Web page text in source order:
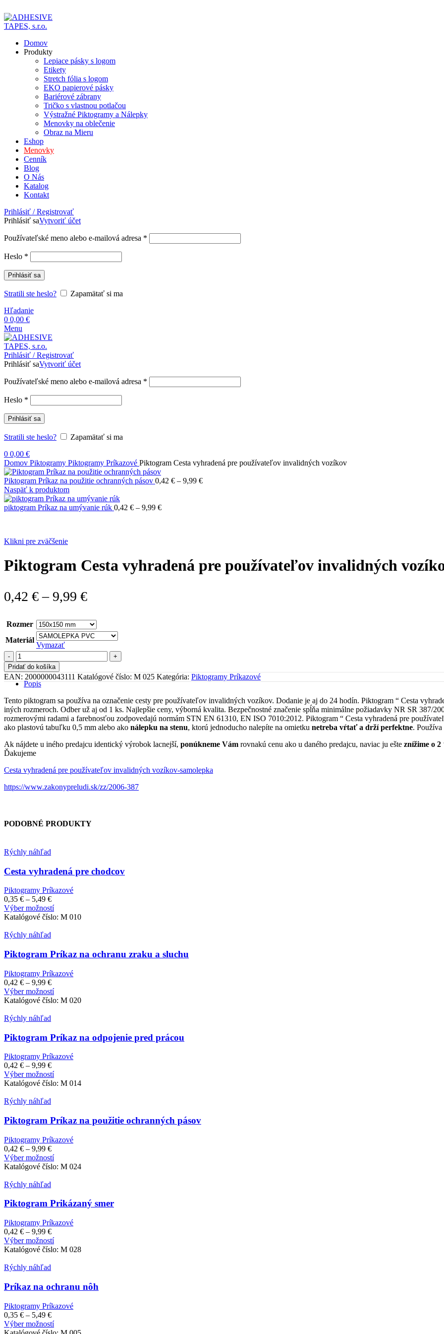
Domov
Produkty
Lepiace pásky s logom
Etikety
Stretch fólia s logom
EKO papierové pásky
Bariérové zábrany
Tričko s vlastnou potlačou
Výstražné Piktogramy a Nálepky
Menovky na oblečenie
Obraz na Mieru
Eshop
Menovky
Cenník
Blog
O Nás
Katalog
Kontakt
Prihlásiť / Registrovať
Prihlásiť saVytvoriť účet
Používateľské meno alebo e-mailová adresa *
Heslo *
Prihlásiť sa
Stratili ste heslo?
Zapamätať si ma
Hľadanie
0 0,00 €
Menu
Prihlásiť / Registrovať
Prihlásiť saVytvoriť účet
Používateľské meno alebo e-mailová adresa *
Heslo *
Prihlásiť sa
Stratili ste heslo?
Zapamätať si ma
0 0,00 €
Domov Piktogramy Piktogramy Príkazové Piktogram Cesta vyhradená pre používateľov invalidných vozíkov
Piktogram Príkaz na použitie ochranných pásov 0,42 € – 9,99 €Price
Naspäť k produktom
piktogram Príkaz na umývanie rúk 0,42 € – 9,99 €Price
Klikni pre zväčšenie
Piktogram Cesta vyhradená pre používateľov invalidných
0,42 € – 9,99 €Price
0,42 €
through
9,99 €
Rozmer
Materiál
Vymazať
množstvo
Piktogram
Cesta
vyhradená
používateľov
invalidných
vozíkov
Pridať do košíka
EAN: 2000000043111 Katalógové číslo: M 025 Kategória: Piktogramy Príkazové
Popis
Tento piktogram sa používa na označenie cesty pre používateľov invalidných vozíkov. Dodanie je aj do 24 hodín. Piktogram “ Cesta
iných rozmeroch. Odber už aj od 1 ks. Najlepšie ceny, výborná kvalita. Bezpečnostné značenie spĺňa minimálne požiadavky NR SR 387/
rozmerovými radami a farebnosťou zodpovedajú normám STN EN 61310, EN ISO 7010:2012. Piktogram “ Cesta vyhradená pre
ako plastovú tabuľku 0,5 mm alebo ako nálepku na stenu, ktorú jednoducho nalepíte na omietku netreba vŕtať a drží perfektne.
Ak nájdete u iného predajcu identický výrobok lacnejší, ponúkneme Vám rovnakú cenu ako u daného predajcu, naviac ju ešte znížime o 2
Ďakujeme
Cesta vyhradená pre používateľov invalidných vozíkov-samolepka
https://www.zakonypreludi.sk/zz/2006-387
PODOBNÉ PRODUKTY
Rýchly náhľad
Cesta vyhradená pre chodcov
Piktogramy Príkazové
0,35 € – 5,49 €Price
range:
0,35 €
Výber možnostíTento
produkt
Možnosti
si
môžete
vybrať
na
stránke
produktu.
Katalógové číslo: M 010
Rýchly náhľad
Piktogram Príkaz na ochranu zraku a sluchu
Piktogramy Príkazové
0,42 € – 9,99 €Price
range:
0,42 €
Výber možnostíTento
produkt
Možnosti
si
môžete
vybrať
na
stránke
Katalógové číslo: M 020
Rýchly náhľad
Piktogram Príkaz na odpojenie pred prácou
Piktogramy Príkazové
0,42 € – 9,99 €Price
range:
0,42 €
Výber možnostíTento
produkt
Možnosti
si
môžete
vybrať
na
stránke
produktu.
Katalógové číslo: M 014
Rýchly náhľad
Piktogram Príkaz na použitie ochranných pásov
Piktogramy Príkazové
0,42 € – 9,99 €Price
range:
0,42 €
Výber možnostíTento
produkt
Možnosti
môžete
vybrať
na
stránke
Katalógové číslo: M 024
Rýchly náhľad
Piktogram Prikázaný smer
Piktogramy Príkazové
0,42 € – 9,99 €Price
range:
0,42 €
Výber možnostíTento
produkt
Možnosti
si
môžete
vybrať
na
stránke
Katalógové číslo: M 028
Rýchly náhľad
Príkaz na ochranu nôh
Piktogramy Príkazové
0,35 € – 5,49 €Price
range:
0,35 €
Výber možnostíTento
produkt